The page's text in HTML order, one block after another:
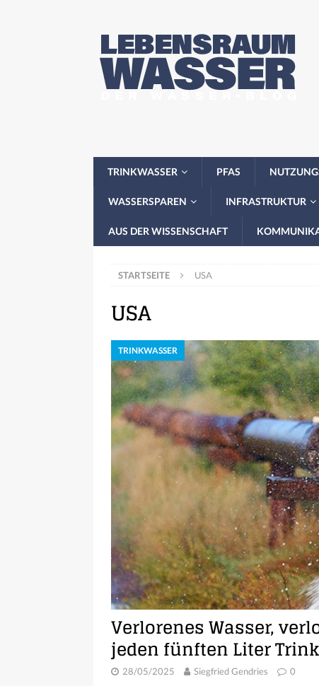
TRINKWASSER PFAS
WASSERSPAREN INFRASTRUKTUR
AUS DER WISSENSCHAFT
STARTSEITE USA
USA
TRINKWASSER
Verlorenes Wasser,
jeden fünften Liter
28/05/2025 Siegfried Gendries 0